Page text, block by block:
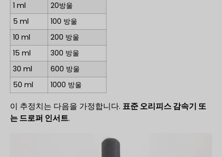
1 ml
20방울
5 ml
100 방울
10 ml
200 방울
15 ml
300 방울
30 ml
600 방울
50 ml
1000 방울
이 추정치는 다음을 가정합니다. 표준 오리피스 감속기 또
는 드로퍼 인서트.